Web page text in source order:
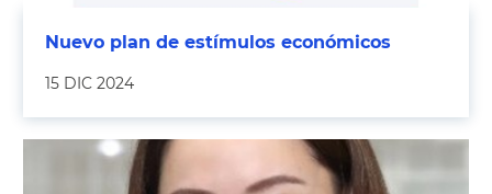
Nuevo plan de estímulos económicos
15 DIC 2024